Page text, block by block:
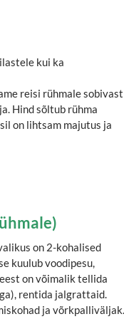
kui ka
reisi rühmale sobivast
Hind sõltub rühma
on lihtsam majutus ja
on 2-kohalised
kuulub voodipesu,
on võimalik tellida
rentida jalgrattaid.
ja võrkpalliväljak.